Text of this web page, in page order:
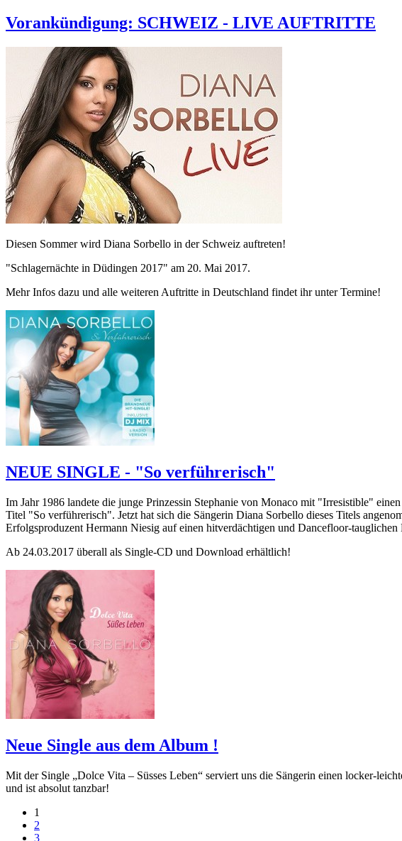
Vorankündigung: SCHWEIZ - LIVE AUFTRITTE
Diesen Sommer wird Diana Sorbello in der Schweiz auftreten!
"Schlagernächte in Düdingen 2017" am 20. Mai 2017.
Mehr Infos dazu und alle weiteren Auftritte in Deutschland findet ihr unter Termine!
NEUE SINGLE - "So verführerisch"
Im Jahr 1986 landete die junge Prinzessin Stephanie von Monaco mit "Irresistible"
Titel "So verführerisch". Jetzt hat sich die Sängerin Diana Sorbello dieses Titels
Erfolgsproduzent Hermann Niesig auf einen hitverdächtigen und Dancefloor-
Ab 24.03.2017 überall als Single-CD und Download erhältlich!
Neue Single aus dem Album !
Mit der Single „Dolce Vita – Süsses Leben“ serviert uns die Sängerin einen locker-
und ist absolut tanzbar!
1
2
3